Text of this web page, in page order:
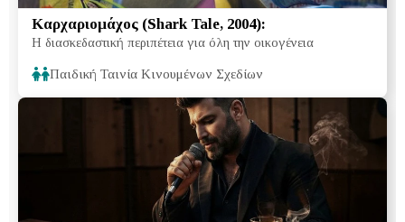
Καρχαριομάχος (Shark Tale, 2004):
Η διασκεδαστική περιπέτεια για όλη την οικογένεια
Παιδική Ταινία Κινουμένων Σχεδίων